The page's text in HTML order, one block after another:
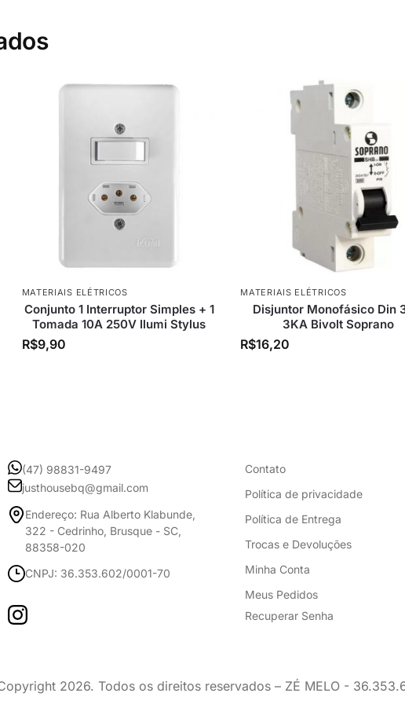
MATERIAIS ELÉTRICOS
Conjunto 1 Interruptor Simples + 1
Tomada 10A 250V Ilumi Stylus
R$9,90
MATERIAIS ELÉTRICOS
Disjuntor Monofásico Din
3KA Bivolt Soprano
R$16,20
(47) 98831-9497
justhousebq@gmail.com
Endereço: Rua Alberto Klabunde,
322 - Cedrinho, Brusque - SC,
88358-020
CNPJ: 36.353.602/0001-70
Contato
Política de privacidade
Política de Entrega
Trocas e Devoluções
Minha Conta
Meus Pedidos
Recuperar Senha
2026. Todos os direitos reservados – ZÉ MELO -